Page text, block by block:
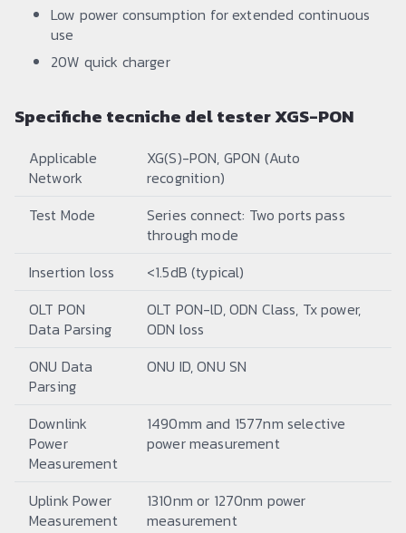
Low power consumption for extended continuous
use
20W quick charger
Specifiche tecniche del tester XGS-PON
Applicable
Network
XG(S)-PON, GPON (Auto
recognition)
Test Mode
Series connect: Two ports pass
through mode
Insertion loss
<1.5dB (typical)
OLT PON
Data Parsing
OLT PON-lD, ODN Class, Tx power,
ODN loss
ONU Data
Parsing
ONU ID, ONU SN
Downlink
Power
Measurement
1490mm and 1577nm selective
power measurement
Uplink Power
Measurement
1310nm or 1270nm power
measurement